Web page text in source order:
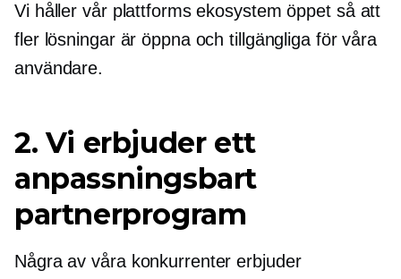
Vi håller vår plattforms ekosystem öppet så att
fler lösningar är öppna och tillgängliga för våra
användare.
2. Vi erbjuder ett
anpassningsbart
partnerprogram
Några av våra konkurrenter erbjuder